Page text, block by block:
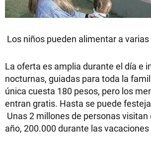
Los niños pueden alimentar a
La oferta es amplia durante el día e
nocturnas, guiadas para toda la
única cuesta 180 pesos, pero los
entran gratis. Hasta se puede
Unas 2 millones de personas
año, 200.000 durante las